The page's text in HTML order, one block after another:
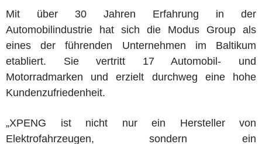
Mit über 30 Jahren Erfahrung in der
Automobilindustrie hat sich die Modus Group als
eines der führenden Unternehmen im Baltikum
etabliert. Sie vertritt 17 Automobil- und
Motorradmarken und erzielt durchweg eine hohe
Kundenzufriedenheit.
„XPENG ist nicht nur ein Hersteller von
Elektrofahrzeugen, sondern ein